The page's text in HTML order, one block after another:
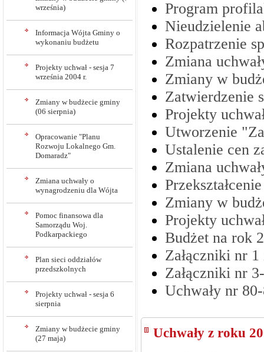
września)
Informacja Wójta Gminy o
wykonaniu budżetu
Projekty uchwał - sesja 7
września 2004 r.
Zmiany w budżecie gminy
(06 sierpnia)
Opracowanie "Planu
Rozwoju Lokalnego Gm.
Domaradz"
Zmiana uchwały o
wynagrodzeniu dla Wójta
Pomoc finansowa dla
Samorządu Woj.
Podkarpackiego
Plan sieci oddziałów
przedszkolnych
Projekty uchwał - sesja 6
sierpnia
Zmiany w budżecie gminy
(27 maja)
Program
Nieudzielenie
Rozpatrzenie
Zmiana
Zmiany w
Zatwierdzenie
Projekty
Utworzenie
Ustalenie cen
Zmiana
Zmiany w
Projekty
Budżet na rok
Załączniki nr
Załączniki nr
Uchwały nr
Uchwały z roku